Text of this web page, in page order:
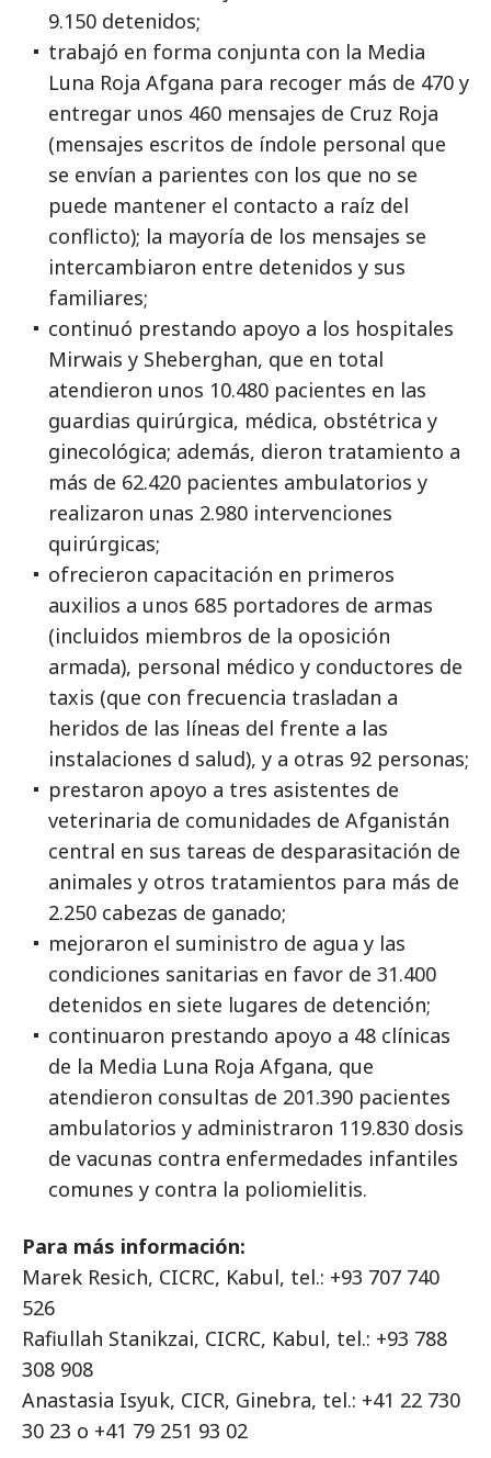
9.150 detenidos;
trabajó en forma conjunta con la Media
Luna Roja Afgana para recoger más de 470 y
entregar unos 460 mensajes de Cruz Roja
(mensajes escritos de índole personal que
se envían a parientes con los que no se
puede mantener el contacto a raíz del
conflicto); la mayoría de los mensajes se
intercambiaron entre detenidos y sus
familiares;
continuó prestando apoyo a los hospitales
Mirwais y Sheberghan, que en total
atendieron unos 10.480 pacientes en las
guardias quirúrgica, médica, obstétrica y
ginecológica; además, dieron tratamiento a
más de 62.420 pacientes ambulatorios y
realizaron unas 2.980 intervenciones
quirúrgicas;
ofrecieron capacitación en primeros
auxilios a unos 685 portadores de armas
(incluidos miembros de la oposición
armada), personal médico y conductores de
taxis (que con frecuencia trasladan a
heridos de las líneas del frente a las
instalaciones d salud), y a otras 92 personas;
prestaron apoyo a tres asistentes de
veterinaria de comunidades de Afganistán
central en sus tareas de desparasitación de
animales y otros tratamientos para más de
2.250 cabezas de ganado;
mejoraron el suministro de agua y las
condiciones sanitarias en favor de 31.400
detenidos en siete lugares de detención;
continuaron prestando apoyo a 48 clínicas
de la Media Luna Roja Afgana, que
atendieron consultas de 201.390 pacientes
ambulatorios y administraron 119.830 dosis
de vacunas contra enfermedades infantiles
comunes y contra la poliomielitis.
Para más información:
Marek Resich, CICRC, Kabul, tel.: +93 707 740
526
Rafiullah Stanikzai, CICRC, Kabul, tel.: +93 788
308 908
Anastasia Isyuk, CICR, Ginebra, tel.: +41 22 730
30 23 o +41 79 251 93 02